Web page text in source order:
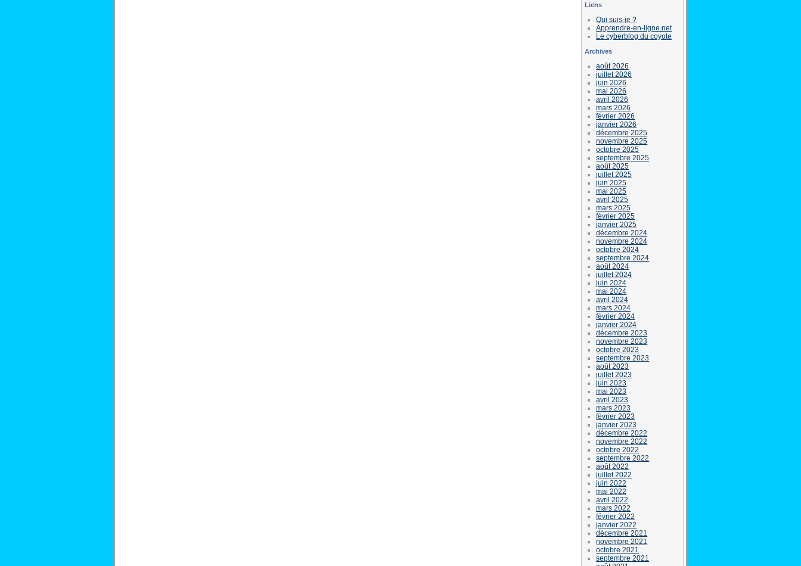
Liens
Qui suis-je ?
Apprendre-en-ligne.net
Le cyberblog du coyote
Archives
août 2026
juillet 2026
juin 2026
mai 2026
avril 2026
mars 2026
février 2026
janvier 2026
décembre 2025
novembre 2025
octobre 2025
septembre 2025
août 2025
juillet 2025
juin 2025
mai 2025
avril 2025
mars 2025
février 2025
janvier 2025
décembre 2024
novembre 2024
octobre 2024
septembre 2024
août 2024
juillet 2024
juin 2024
mai 2024
avril 2024
mars 2024
février 2024
janvier 2024
décembre 2023
novembre 2023
octobre 2023
septembre 2023
août 2023
juillet 2023
juin 2023
mai 2023
avril 2023
mars 2023
février 2023
janvier 2023
décembre 2022
novembre 2022
octobre 2022
septembre 2022
août 2022
juillet 2022
juin 2022
mai 2022
avril 2022
mars 2022
février 2022
janvier 2022
décembre 2021
novembre 2021
octobre 2021
septembre 2021